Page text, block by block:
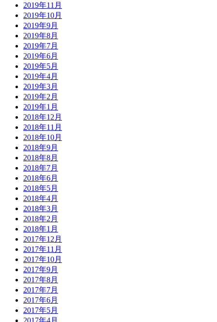
2019年11月
2019年10月
2019年9月
2019年8月
2019年7月
2019年6月
2019年5月
2019年4月
2019年3月
2019年2月
2019年1月
2018年12月
2018年11月
2018年10月
2018年9月
2018年8月
2018年7月
2018年6月
2018年5月
2018年4月
2018年3月
2018年2月
2018年1月
2017年12月
2017年11月
2017年10月
2017年9月
2017年8月
2017年7月
2017年6月
2017年5月